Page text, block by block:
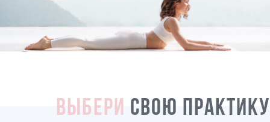
ВЫБЕРИ СВОЮ ПРАКТИКУ